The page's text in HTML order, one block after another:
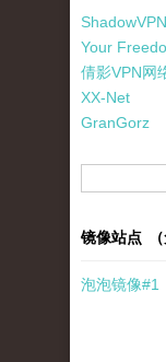
ShadowVPN
Your
倩影VPN网
XX-Net
GranGorz
镜像站点 （
泡泡镜像#1